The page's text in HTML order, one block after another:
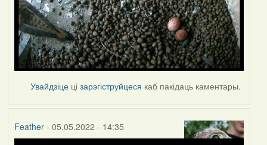
Увайдзіце цізарэгіструйцеся каб пакідаць каментары.
Feather- 05.05.2022 - 14:35